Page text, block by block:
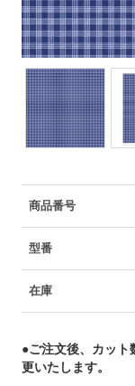
商品番号
型番
在庫
●ご注文後、カット
更いたします。